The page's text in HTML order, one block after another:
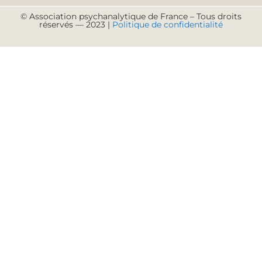
© Association psychanalytique de France – Tous droits
réservés — 2023 | Politique de confidentialité